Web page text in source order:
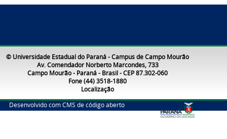
© Universidade Estadual do Paraná - Campus de Campo Mourão
Av. Comendador Norberto Marcondes, 733
Campo Mourão - Paraná - Brasil - CEP 87.302-060
Fone (44) 3518-1880
Localização
Desenvolvido com CMS de código aberto